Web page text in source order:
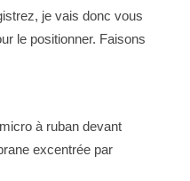
je vais donc vous
le positionner. Faisons
à ruban devant
excentrée par